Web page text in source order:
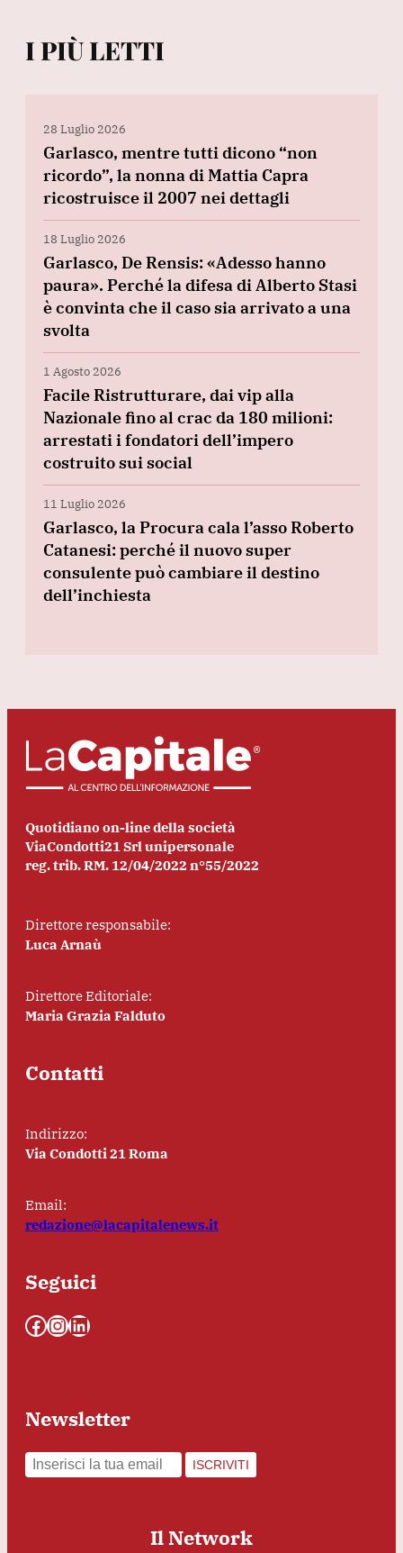
I PIÙ LETTI
28 Luglio 2026
Garlasco, mentre tutti dicono “non
ricordo”, la nonna di Mattia Capra
ricostruisce il 2007 nei dettagli
18 Luglio 2026
Garlasco, De Rensis: «Adesso hanno
paura». Perché la difesa di Alberto Stasi
è convinta che il caso sia arrivato a una
svolta
1 Agosto 2026
Facile Ristrutturare, dai vip alla
Nazionale fino al crac da 180 milioni:
arrestati i fondatori dell’impero
costruito sui social
11 Luglio 2026
Garlasco, la Procura cala l’asso Roberto
Catanesi: perché il nuovo super
consulente può cambiare il destino
dell’inchiesta
Quotidiano on-line della società
ViaCondotti21 Srl unipersonale
reg. trib. RM. 12/04/2022 n°55/2022
Direttore responsabile:
Luca Arnaù
Direttore Editoriale:
Maria Grazia Falduto
Contatti
Indirizzo:
Via Condotti 21 Roma
Email:
redazione@lacapitalenews.it
Seguici
Facebook InstagramLinkedIn
Newsletter
ISCRIVITI
Il Network